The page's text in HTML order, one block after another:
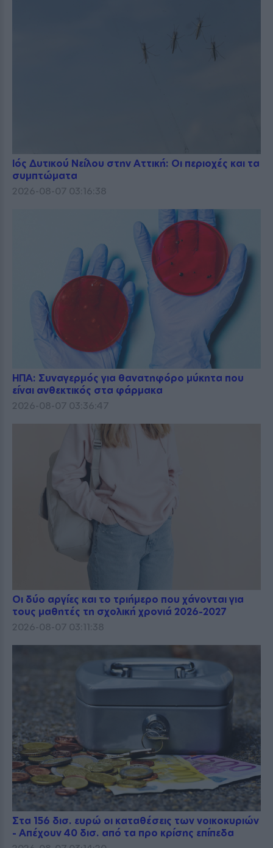
Ιός Δυτικού Νείλου στην Αττική: Οι περιοχές και τα
συμπτώματα
2026-08-07 03:16:38
ΗΠΑ: Συναγερμός για θανατηφόρο μύκητα που
είναι ανθεκτικός στα φάρμακα
2026-08-07 03:36:47
Οι δύο αργίες και το τριήμερο που χάνονται για
τους μαθητές τη σχολική χρονιά 2026-2027
2026-08-07 03:11:38
Στα 156 δισ. ευρώ οι καταθέσεις των νοικοκυριών
- Απέχουν 40 δισ. από τα προ κρίσης επίπεδα